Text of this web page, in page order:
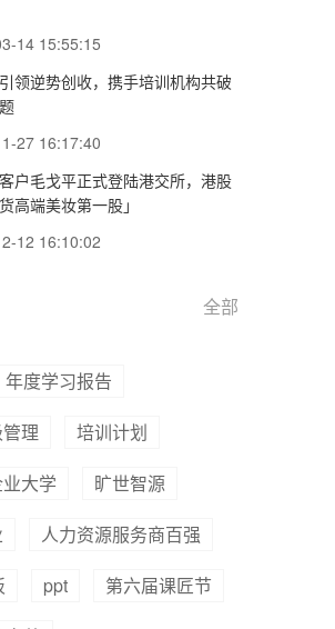
14 15:55:15
领逆势创收，携手培训机构共破
27 16:17:40
户毛戈平正式登陆港交所，港股
高端美妆第一股」
12 16:10:02
全部
年度学习报告
理
培训计划
大学
旷世智源
人力资源服务商百强
ppt
第六届课匠节